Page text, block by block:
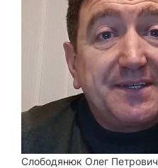
Слободянюк Олег Петрович